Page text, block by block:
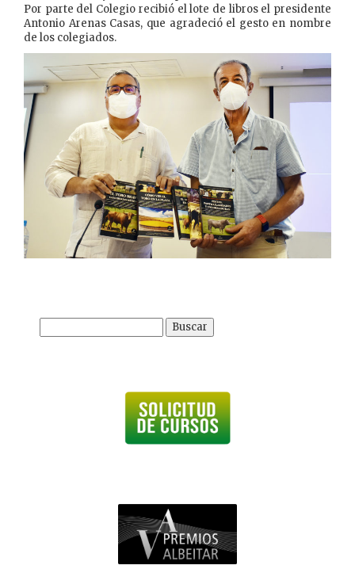
Por parte del Colegio recibió el lote de libros el presidente
Antonio Arenas Casas, que agradeció el gesto en nombre
de los colegiados.
Buscar: